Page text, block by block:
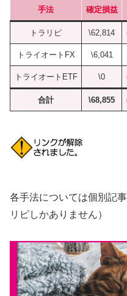
手法 確定損益
トラリピ \62,814
トライオートFX \6,041
トライオートETF \0
合計 \68,855
各手法については個別記
リピしかありません）